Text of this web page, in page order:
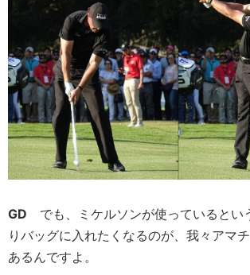
GD でも、ミケルソンが使っているとい
りバッグに入れたくなるのが、我々アマ
あるんですよ。